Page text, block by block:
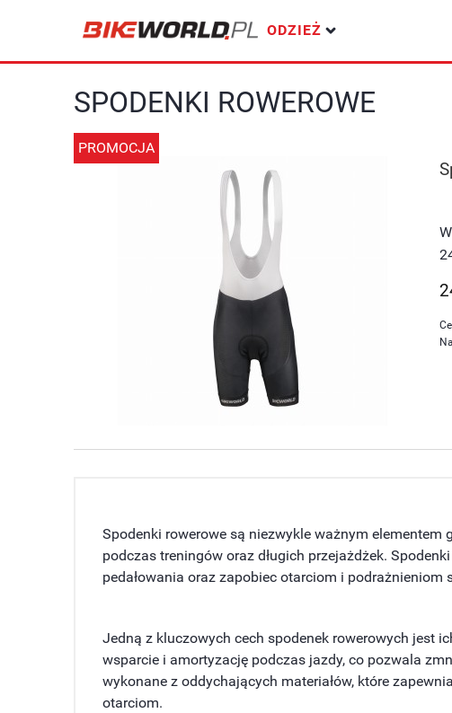
ODZIEŻ
SPODENKI ROWEROWE
PROMOCJA
Spodenki rowerowe są niezwykle ważnym
podczas treningów oraz długich przejażdżek.
pedałowania oraz zapobiec otarciom i podrażnieniom
Jedną z kluczowych cech spodenek rowerowych jest
wsparcie i amortyzację podczas jazdy, co pozwala
wykonane z oddychających materiałów, które
otarciom.